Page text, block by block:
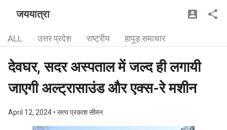
जययात्रा
ALL उत्तर प्रदेश राष्ट्रीय हापुड़ समाचार
देवघर, सदर अस्पताल में जल्द ही लगायी
जाएगी अल्ट्रासाउंड और एक्स-रे मशीन
April 12, 2024 • सत्य प्रकाश सीमन